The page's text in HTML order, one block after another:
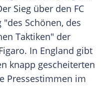
Sieg über den FC
Schönen, des
Taktiken" der
In England gibt
knapp gescheiterten
Pressestimmen im